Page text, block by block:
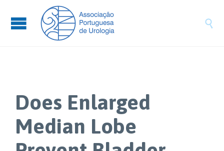

Does Enlarged
Median Lobe